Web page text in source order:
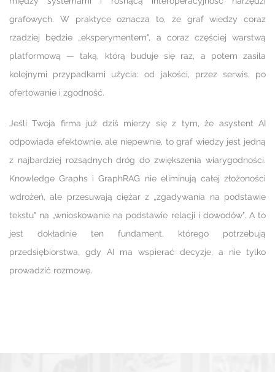
grafowych. W praktyce oznacza to, że graf wiedzy coraz
rzadziej będzie „eksperymentem", a coraz częściej warstwą
platformową — taką, którą buduje się raz, a potem zasila
kolejnymi przypadkami użycia: od jakości, przez serwis, po
ofertowanie i zgodność.
Jeśli Twoja firma już dziś mierzy się z tym, że asystent AI
odpowiada efektownie, ale niepewnie, to graf wiedzy jest jedną
z najbardziej rozsądnych dróg do zwiększenia wiarygodności.
Knowledge Graphs i GraphRAG nie eliminują całej złożoności
wdrożeń, ale przesuwają ciężar z „zgadywania na podstawie
tekstu" na „wnioskowanie na podstawie relacji i dowodów". A to
jest dokładnie ten fundament, którego potrzebują
przedsiębiorstwa, gdy AI ma wspierać decyzje, a nie tylko
prowadzić rozmowę.